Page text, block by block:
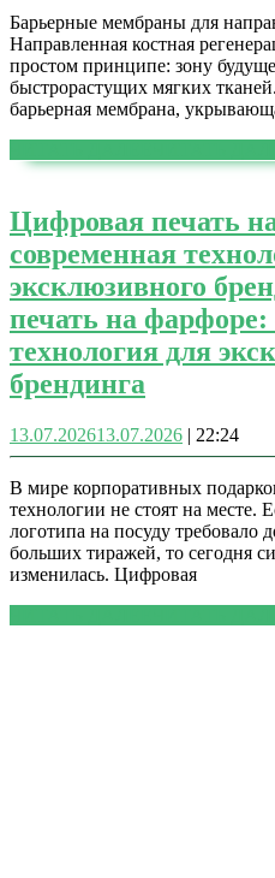
Барьерные мембраны для
Направленная костная
простом принципе: зону
быстрорастущих мягких
барьерная мембрана,
Цифровая печать
современная
эксклюзивного
печать на фарфоре:
технология для
брендинга
13.07.202613.07.2026 | 22:24
В мире корпоративных
технологии не стоят на месте.
логотипа на посуду требовало
больших тиражей, то сегодня
изменилась. Цифровая